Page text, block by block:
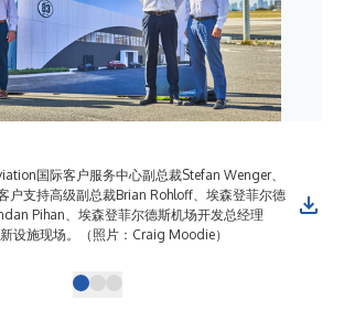
国际客户服务中心副总裁Stefan Wenger、
户支持高级副总裁Brian Rohloff、埃森登菲尔德
Pihan、埃森登菲尔德斯机场开发总经理
设施现场。（照片：Craig Moodie）